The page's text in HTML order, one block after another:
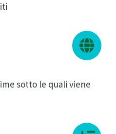
sotto le quali viene